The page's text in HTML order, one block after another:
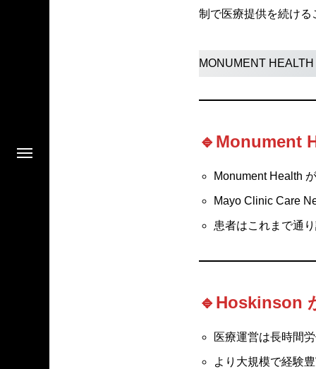
制で医療提供を続け
MONUMENT
🔹Monument
Monument Health
Mayo Clinic Care
患者はこれまで通
🔹Hoskinson
医療運営は長時間
より大規模で経験